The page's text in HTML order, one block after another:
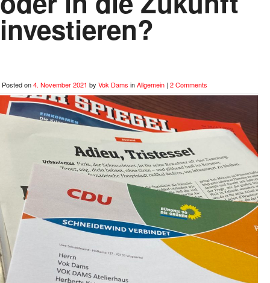
investieren?
Posted on4. November 2021 by Vok Dams inAllgemein | 2 Comments